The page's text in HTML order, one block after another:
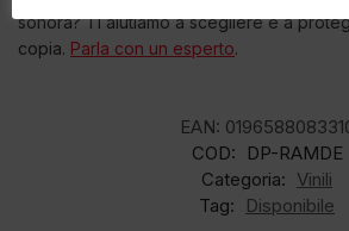
sonora? Ti aiutiamo a scegliere e a
copia. Parla con un esperto.
EAN:
COD:
DP-RAMDE
Categoria: Vinili
Tag:
Disponibile